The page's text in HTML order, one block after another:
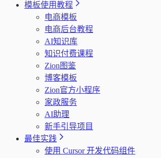
模板使用教程
电商模板
电商后台教程
AI知识库
知识付费课程
Zion图鉴
博客模板
Zion官方小程序
家政服务
AI助理
新手引导项目
最佳实践
使用 Cursor 开发代码组件